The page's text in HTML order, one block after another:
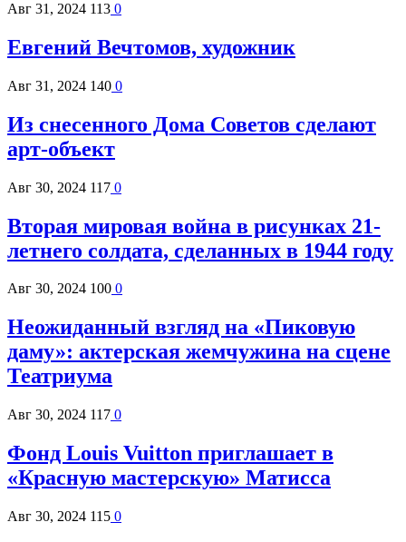
Авг 31, 2024 113 0
Евгений Вечтомов, художник
Авг 31, 2024 140 0
Из снесенного Дома Советов сделают
арт-объект
Авг 30, 2024 117 0
Вторая мировая война в рисунках 21-
летнего солдата, сделанных в 1944 году
Авг 30, 2024 100 0
Неожиданный взгляд на «Пиковую
даму»: актерская жемчужина на сцене
Театриума
Авг 30, 2024 117 0
Фонд Louis Vuitton приглашает в
«Красную мастерскую» Матисса
Авг 30, 2024 115 0